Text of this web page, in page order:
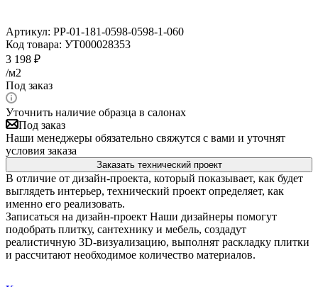
Артикул: PP-01-181-0598-0598-1-060
Код товара: УТ000028353
3 198 ₽
/м2
Под заказ
Уточнить наличие образца в салонах
Под заказ
Наши менеджеры обязательно свяжутся с вами и уточнят
условия заказа
Заказать технический проект
В отличие от дизайн-проекта, который показывает, как будет
выглядеть интерьер, технический проект определяет, как
именно его реализовать.
Записаться на дизайн-проект Наши дизайнеры помогут
подобрать плитку, сантехнику и мебель, создадут
реалистичную 3D-визуализацию, выполнят раскладку плитки
и рассчитают необходимое количество материалов.